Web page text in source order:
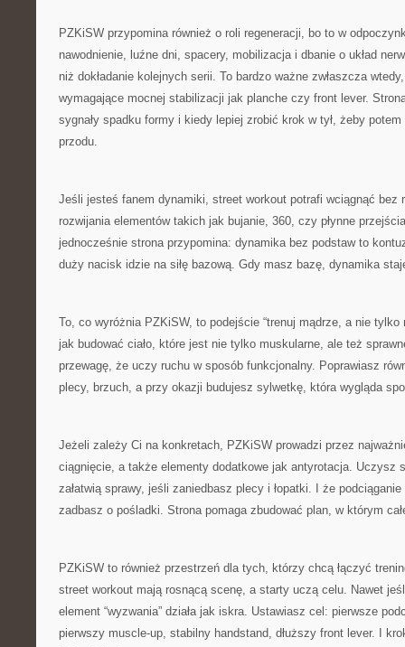
PZKiSW przypomina również o roli regeneracji, bo to w
nawodnienie, luźne dni, spacery, mobilizacja i dbanie o układ
niż dokładanie kolejnych serii. To bardzo ważne zwłaszcza
wymagające mocnej stabilizacji jak planche czy front lever.
sygnały spadku formy i kiedy lepiej zrobić krok w tył, żeby
przodu.
Jeśli jesteś fanem dynamiki, street workout potrafi wciągnąć bez
rozwijania elementów takich jak bujanie, 360, czy płynne
jednocześnie strona przypomina: dynamika bez podstaw to
duży nacisk idzie na siłę bazową. Gdy masz bazę, dynamika
To, co wyróżnia PZKiSW, to podejście “trenuj mądrze, a nie tylko
jak budować ciało, które jest nie tylko muskularne, ale też
przewagę, że uczy ruchu w sposób funkcjonalny. Poprawiasz
plecy, brzuch, a przy okazji budujesz sylwetkę, która wygląda
Jeżeli zależy Ci na konkretach, PZKiSW prowadzi przez
ciągnięcie, a także elementy dodatkowe jak antyrotacja. Uczysz
załatwią sprawy, jeśli zaniedbasz plecy i łopatki. I że
zadbasz o pośladki. Strona pomaga zbudować plan, w którym
PZKiSW to również przestrzeń dla tych, którzy chcą łączyć
street workout mają rosnącą scenę, a starty uczą celu. Nawet
element “wyzwania” działa jak iskra. Ustawiasz cel: pierwsze
pierwszy muscle-up, stabilny handstand, dłuższy front lever. I